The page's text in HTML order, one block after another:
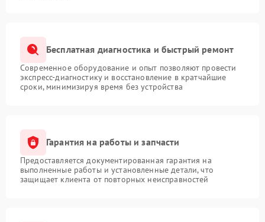
Бесплатная диагностика и быстрый ремонт
Современное оборудование и опыт позволяют провести
экспресс-диагностику и восстановление в кратчайшие
сроки, минимизируя время без устройства
Гарантия на работы и запчасти
Предоставляется документированная гарантия на
выполненные работы и установленные детали, что
защищает клиента от повторных неисправностей